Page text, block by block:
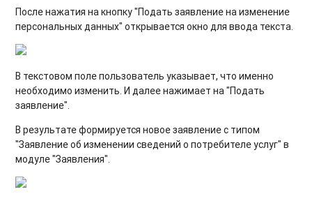
После нажатия на кнопку "Подать заявление на изменение
персональных данных" открывается окно для ввода текста.
В текстовом поле пользователь указывает, что именно
необходимо изменить. И далее нажимает на "Подать
заявление".
В результате формируется новое заявление с типом
"Заявление об изменении сведений о потребителе услуг" в
модуле "Заявления".